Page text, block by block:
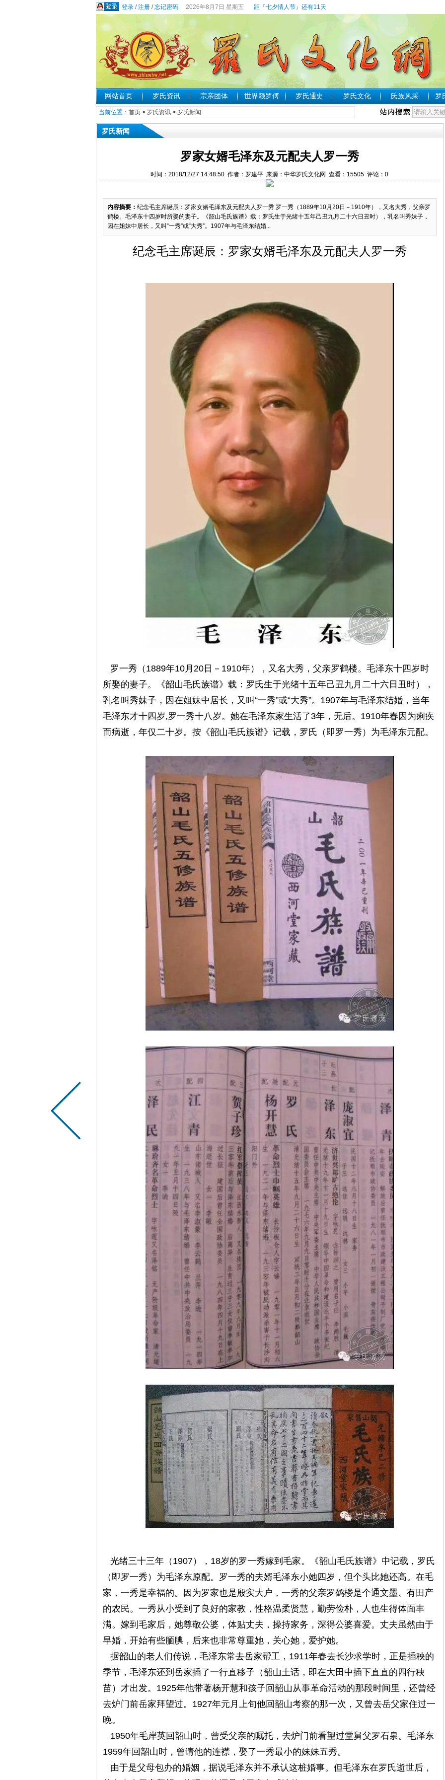
登录/注册/忘记密码 2026年8月7日 星期五 距『七夕情人节』还有11天
网站首页 罗氏资讯 宗亲团体 世界赖罗傅 罗氏通史 罗氏文化 氏族风采 罗
当前位置： 首页> 罗氏资讯> 罗氏新闻
罗氏新闻
罗家女婿毛泽东及元配夫人罗一秀
时间：2018/12/27 14:48:50 作者：罗建平 来源：中华罗氏文化网 查看： 15505 评论： 0
内容摘要： 纪念毛主席诞辰：罗家女婿毛泽东及元配夫人罗一秀 罗一秀（1889年10月20日－1910年），又名大秀，父亲罗
鹤楼。毛泽东十四岁时所娶的妻子。《韶山毛氏族谱》载：罗氏生于光绪十五年己丑九月二十六日丑时），乳名叫秀妹子，
因在姐妹中居长，又叫“一秀”或“大秀”。1907年与毛泽东结婚...
纪念毛主席诞辰：罗家女婿毛泽东及元配夫人罗一秀
罗一秀（1889年10月20日－1910年），又名大秀，父亲罗鹤楼。毛泽东十四岁时
所娶的妻子。《韶山毛氏族谱》载：罗氏生于光绪十五年己丑九月二十六日丑时），
乳名叫秀妹子，因在姐妹中居长，又叫“一秀”或“大秀”。1907年与毛泽东结婚，当年
毛泽东才十四岁,罗一秀十八岁。她在毛泽东家生活了3年，无后。1910年春因为痢疾
而病逝，年仅二十岁。按《韶山毛氏族谱》记载，罗氏（即罗一秀）为毛泽东元配。
光绪三十三年（1907），18岁的罗一秀嫁到毛家。《韶山毛氏族谱》中记载，罗氏
（即罗一秀）为毛泽东原配。罗一秀的夫婿毛泽东小她四岁，但个头比她还高。在毛
家，一秀是幸福的。因为罗家也是殷实大户，一秀的父亲罗鹤楼是个通文墨、有田产
的农民。一秀从小受到了良好的家教，性格温柔贤慧，勤劳俭朴，人也生得体面丰
满。嫁到毛家后，她尊敬公婆，体贴丈夫，操持家务，深得公婆喜爱。丈夫虽然由于
早婚，开始有些腼腆，后来也非常尊重她，关心她，爱护她。
据韶山的老人们传说，毛泽东常去岳家帮工，1911年春去长沙求学时，正是插秧的
季节，毛泽东还到岳家插了一行直移子（韶山土话，即在大田中插下直直的四行秧
苗）才出发。1925年他带著杨开慧和孩子回韶山从事革命活动的那段时间里，还曾经
去炉门前岳家拜望过。1927年元月上旬他回韶山考察的那一次，又曾去岳父家住过一
晚。
1950年毛岸英回韶山时，曾受父亲的嘱托，去炉门前看望过堂舅父罗石泉。毛泽东
1959年回韶山时，曾请他的连襟，娶了一秀最小的妹妹五秀。
由于是父母包办的婚姻，据说毛泽东并不承认这桩婚事。但毛泽东在罗氏逝世后，